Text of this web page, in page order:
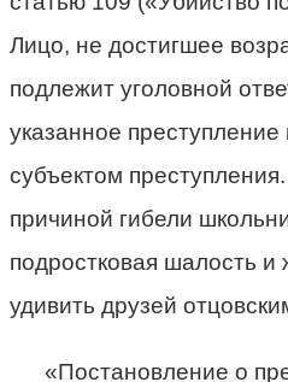
Лицо, не достигшее
подлежит уголовной
указанное преступление
субъектом
причиной гибели
подростковая шалость
удивить друзей
«Постановление о